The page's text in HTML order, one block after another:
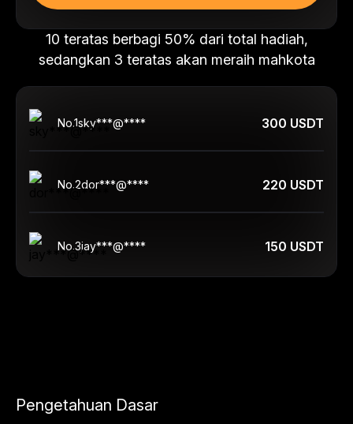
10 teratas berbagi 50% dari total hadiah,
sedangkan 3 teratas akan meraih mahkota
No.1sky***@**** 300 USDT
No.2dor***@**** 220 USDT
No.3jay***@**** 150 USDT
Pengetahuan DasarUSDT Senilai $20
Daftar dan deposit untuk mendapatkan $20 sekarang